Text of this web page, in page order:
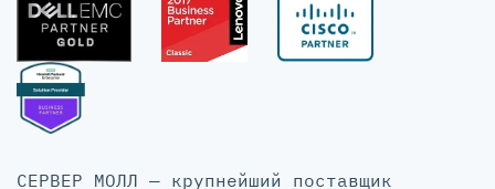
СЕРВЕР МОЛЛ — крупнейший поставщик